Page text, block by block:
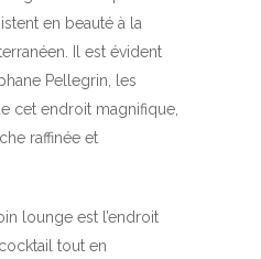
en beauté à la
Il est évident
Pellegrin, les
cet endroit magnifique,
raffinée et
lounge est l’endroit
tout en